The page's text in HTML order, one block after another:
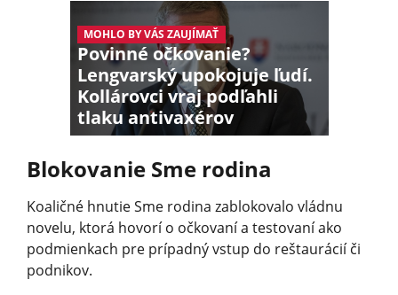
MOHLO BY VÁS ZAUJÍMAŤ
Povinné očkovanie?
Lengvarský upokojuje ľudí.
Kollárovci vraj podľahli
tlaku antivaxérov
Blokovanie Sme rodina
Koaličné hnutie Sme rodina zablokovalo vládnu
novelu, ktorá hovorí o očkovaní a testovaní ako
podmienkach pre prípadný vstup do reštaurácií či
podnikov.